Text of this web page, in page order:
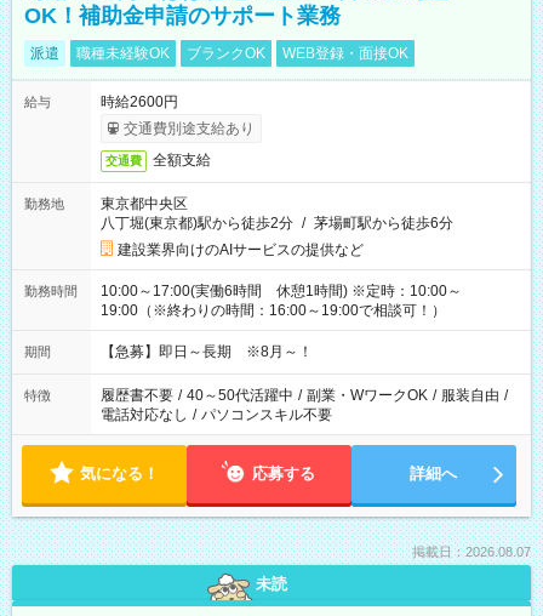
OK！補助金申請のサポート業務
派遣 職種未経験OK ブランクOK WEB登録・面接OK
給与
時給2600円
交通費別途支給あり
交通費 全額支給
勤務地
東京都中央区
八丁堀(東京都)駅から徒歩2分 / 茅場町駅から徒歩6分
建設業界向けのAIサービスの提供など
勤務時間
10:00～17:00(実働6時間 休憩1時間) ※定時：10:00～
19:00（※終わりの時間：16:00～19:00で相談可！）
期間 【急募】即日～長期 ※8月～！
特徴 履歴書不要 / 40～50代活躍中 / 副業・WワークOK / 服装自由 /
電話対応なし / パソコンスキル不要
気になる！ 応募する 詳細へ
掲載日：2026.08.07
未読